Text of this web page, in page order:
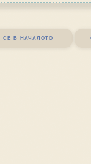
се в началото